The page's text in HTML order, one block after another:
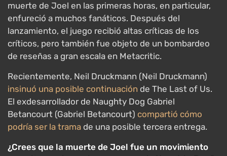
muerte de Joel en las primeras horas, en particular,
enfureció a muchos fanáticos. Después del
lanzamiento, el juego recibió altas críticas de los
críticos, pero también fue objeto de un bombardeo
de reseñas a gran escala en Metacritic.
Recientemente, Neil Druckmann (Neil Druckmann)
insinuó una posible continuación de The Last of Us.
El exdesarrollador de Naughty Dog Gabriel
Betancourt (Gabriel Betancourt) compartió cómo
podría ser la trama de una posible tercera entrega.
¿Crees que la muerte de Joel fue un movimiento